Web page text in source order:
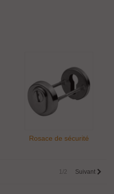
Rosace de sécurité
1/2 Suivant